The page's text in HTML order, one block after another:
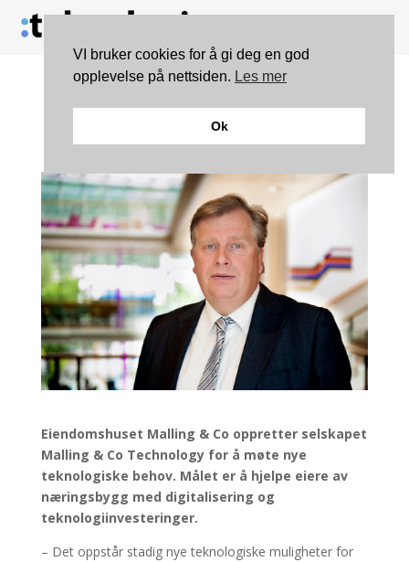
Malling & Co etablerer
PropTech-selskap
Eiendomshuset Malling & Co oppretter selskapet
Malling & Co Technology for å møte nye
teknologiske behov. Målet er å hjelpe eiere av
næringsbygg med digitalisering og
teknologiinvesteringer.
– Det oppstår stadig nye teknologiske muligheter for
VI bruker cookies for å gi deg en god
opplevelse på nettsiden. Les mer
Ok